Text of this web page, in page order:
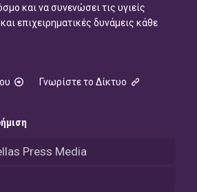
και να συνενώσει τις υγιείς
επιχειρηματικές δυνάμεις κάθε
Γνωρίστε το Δίκτυο
Press Media